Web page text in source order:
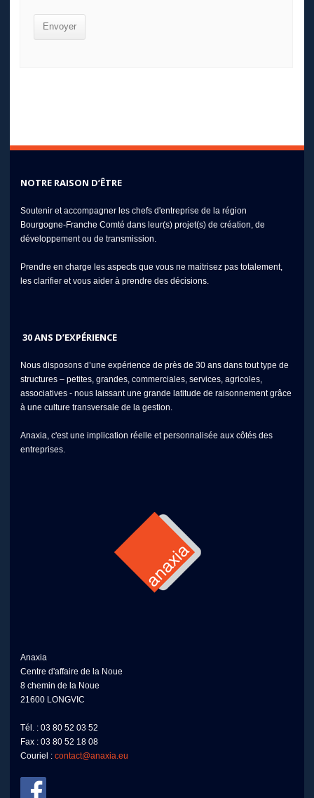
NOTRE RAISON D’ÊTRE
Soutenir et accompagner les chefs d'entreprise de la région
Bourgogne-Franche Comté dans leur(s) projet(s) de création, de
développement ou de transmission.
Prendre en charge les aspects que vous ne maitrisez pas totalement,
les clarifier et vous aider à prendre des décisions.
30 ANS D’EXPÉRIENCE
Nous disposons d’une expérience de près de 30 ans dans tout type de
structures – petites, grandes, commerciales, services, agricoles,
associatives - nous laissant une grande latitude de raisonnement grâce
à une culture transversale de la gestion.
Anaxia, c'est une implication réelle et personnalisée aux côtés des
entreprises.
Anaxia
Centre d'affaire de la Noue
8 chemin de la Noue
21600 LONGVIC
Tél. : 03 80 52 03 52
Fax : 03 80 52 18 08
Couriel : contact@anaxia.eu